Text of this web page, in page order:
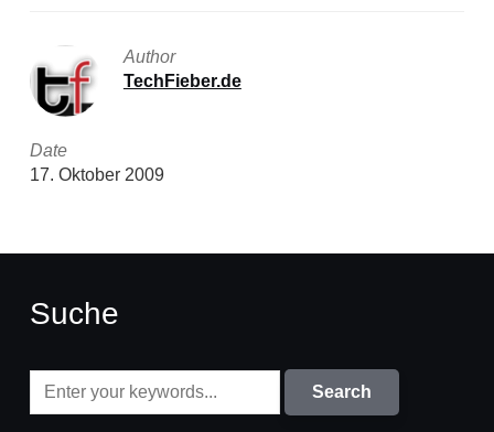
Author
TechFieber.de
Date
17. Oktober 2009
Suche